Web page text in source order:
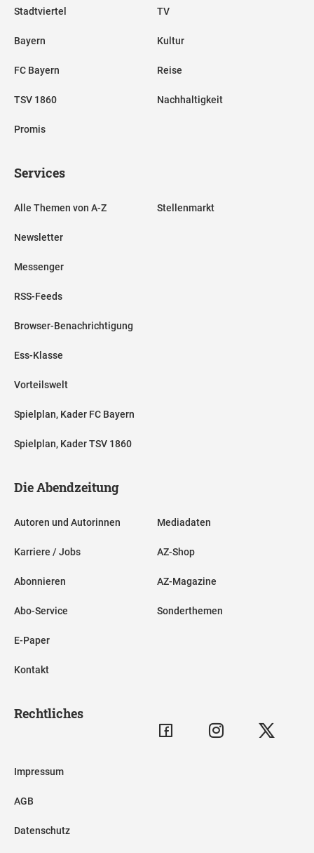
Stadtviertel
Bayern
FC Bayern
TSV 1860
Promis
TV
Kultur
Reise
Nachhaltigkeit
Services
Alle Themen von A-Z
Newsletter
Messenger
RSS-Feeds
Browser-Benachrichtigung
Ess-Klasse
Vorteilswelt
Spielplan, Kader FC Bayern
Spielplan, Kader TSV 1860
Stellenmarkt
Die Abendzeitung
Autoren und Autorinnen
Karriere / Jobs
Abonnieren
Abo-Service
E-Paper
Kontakt
Mediadaten
AZ-Shop
AZ-Magazine
Sonderthemen
Rechtliches
Impressum
AGB
Datenschutz